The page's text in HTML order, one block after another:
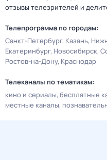
отзывы телезрителей и
Телепрограмма по городам:
Санкт-Петербург Казань
Екатеринбург Новосибирск
Ростов-на-Дону Краснодар
Телеканалы по тематикам:
кино и сериалы бесплатные
местные каналы